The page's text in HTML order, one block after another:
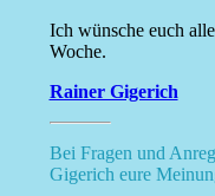
Ich wünsche euch
Woche.
Rainer Gigerich
Bei Fragen und
Gigerich eure